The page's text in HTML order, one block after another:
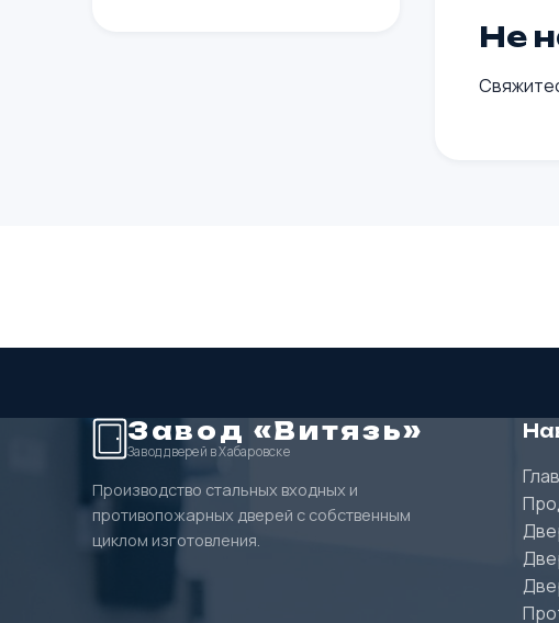
Не
Завод «Витязь»
Завод дверей в Хабаровске
Производство стальных входных и
противопожарных дверей с собственным
циклом изготовления.